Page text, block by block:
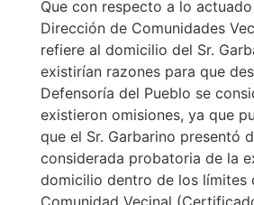
Que con respecto a lo
Dirección de Comunidades
refiere al domicilio del Sr.
existirían razones para que
Defensoría del Pueblo se
existieron omisiones, ya que
que el Sr. Garbarino presentó
considerada probatoria de la
domicilio dentro de los límites
Comunidad Vecinal